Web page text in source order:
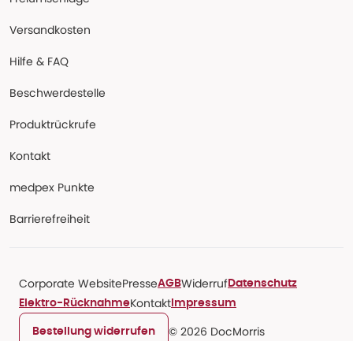
Versandkosten
Hilfe & FAQ
Beschwerdestelle
Produktrückrufe
Kontakt
medpex Punkte
Barrierefreiheit
Corporate WebsitePresseAGBWiderruf Datenschutz
Elektro-RücknahmeKontakt Impressum
Bestellung widerrufen © 2026 DocMorris